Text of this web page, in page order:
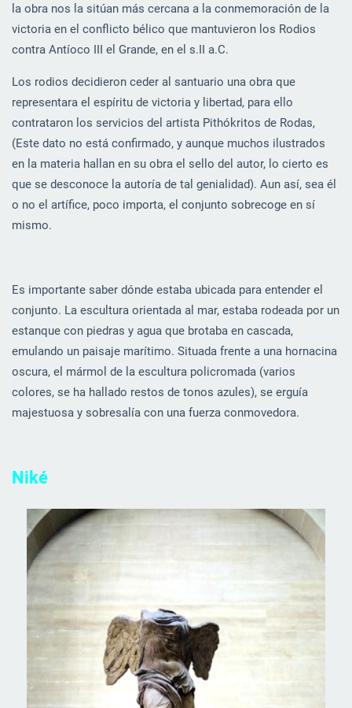
la obra nos la sitúan más cercana a la conmemoración de la
victoria en el conflicto bélico que mantuvieron los Rodios
contra Antíoco III el Grande, en el s.II a.C.
Los rodios decidieron ceder al santuario una obra que
representara el espíritu de victoria y libertad, para ello
contrataron los servicios del artista Pithókritos de Rodas,
(Este dato no está confirmado, y aunque muchos ilustrados
en la materia hallan en su obra el sello del autor, lo cierto es
que se desconoce la autoría de tal genialidad). Aun así, sea él
o no el artífice, poco importa, el conjunto sobrecoge en sí
mismo.
Es importante saber dónde estaba ubicada para entender el
conjunto. La escultura orientada al mar, estaba rodeada por un
estanque con piedras y agua que brotaba en cascada,
emulando un paisaje marítimo. Situada frente a una hornacina
oscura, el mármol de la escultura policromada (varios
colores, se ha hallado restos de tonos azules), se erguía
majestuosa y sobresalía con una fuerza conmovedora.
Niké